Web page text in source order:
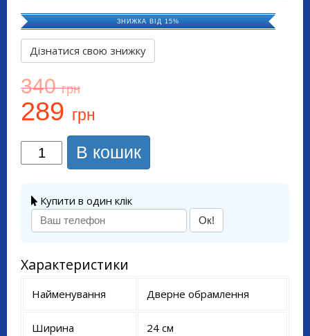
ЗНИЖКА ВІД 15%
Дізнатися свою знижку
340грн
289 грн
В кошик
Купити в один клік
Ок!
Характеристики
Найменування Дверне обрамлення
Ширина 24 см